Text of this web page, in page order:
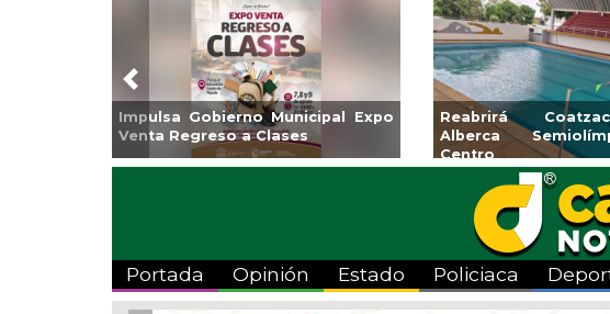
Impulsa Gobierno Municipal Expo
Venta Regreso a Clases
Reabrirá
Alberca
Centro
Previous
Portada Opinión Estado Policiaca